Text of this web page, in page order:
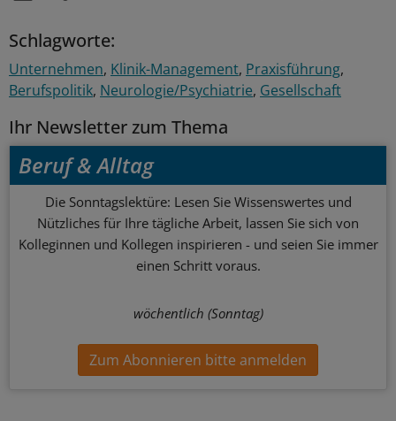
Schlagworte:
Unternehmen Klinik-Management Praxisführung
Berufspolitik Neurologie/Psychiatrie Gesellschaft
Ihr Newsletter zum Thema
Beruf & Alltag
Die Sonntagslektüre: Lesen Sie Wissenswertes und
Nützliches für Ihre tägliche Arbeit, lassen Sie sich von
Kolleginnen und Kollegen inspirieren - und seien Sie immer
einen Schritt voraus.
wöchentlich (Sonntag)
Zum Abonnieren bitte anmelden